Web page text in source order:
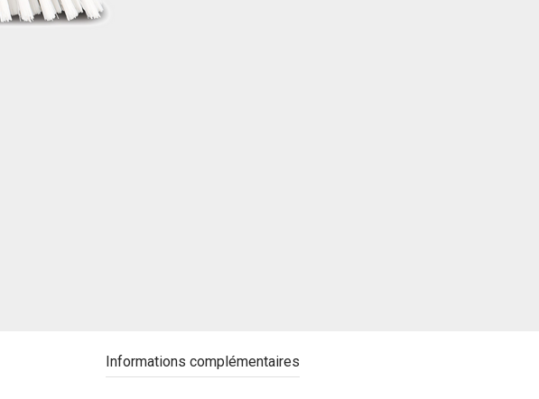
Informations complémentaires